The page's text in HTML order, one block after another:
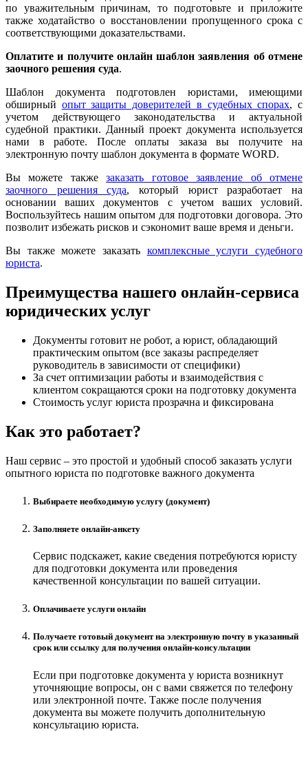
по уважительным причинам, то подготовьте и приложите
также ходатайство о восстановлении пропущенного срока с
соответствующими доказательствами.
Оплатите и получите онлайн шаблон заявления об отмене
заочного решения суда.
Шаблон документа подготовлен юристами, имеющими
обширный опыт защиты доверителей в судебных спорах, с
учетом действующего законодательства и актуальной
судебной практики. Данный проект документа используется
нами в работе. После оплаты заказа вы получите на
электронную почту шаблон документа в формате WORD.
Вы можете такжезаказать готовое заявление об отмене
заочного решения суда, который юрист разработает на
основании ваших документов с учетом ваших условий.
Воспользуйтесь нашим опытом для подготовки договора. Это
позволит избежать рисков и сэкономит ваше время и деньги.
Вы также можете заказать комплексные услуги судебного
юриста.
Преимущества нашего онлайн-сервиса
юридических услуг
Документы готовит не робот, а юрист, обладающий
практическим опытом (все заказы распределяет
руководитель в зависимости от специфики)
За счет оптимизации работы и взаимодействия с
клиентом сокращаются сроки на подготовку документа
Стоимость услуг юриста прозрачна и фиксирована
Как это работает?
Наш сервис – это простой и удобный способ заказать услуги
опытного юриста по подготовке важного документа
Выбираете необходимую услугу (документ)
Заполняете онлайн-анкету
Сервис подскажет, какие сведения потребуются юристу
для подготовки документа или проведения
качественной консультации по вашей ситуации.
Оплачиваете услуги онлайн
Получаете готовый документ на электронную почту в указанный
срок или ссылку для получения онлайн-консультации
Если при подготовке документа у юриста возникнут
уточняющие вопросы, он с вами свяжется по телефону
или электронной почте. Также после получения
документа вы можете получить дополнительную
консультацию юриста.